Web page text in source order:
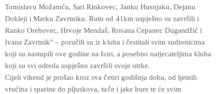
Tomislavu Možaniću, Sari Rinkovec, Janku Husnjaku, Dejanu
Dokleji i Marku Zavrtniku. Rutu od 41km uspješno su završili i
Ranko Orehovec, Hrvoje Mendaš, Rosana Cepanec Dugandžić i
Ivana Zavrtnik” – poručili su iz kluba i čestitali svim sudionicima
koji su nastupili ove godine na Istri, a posebno natjecateljima kluba
koji su svi odreda uspješno završili svoje utrke.
Cijeli vikend je prošao kroz sva četiri godišnja doba, od ljetnih
vrućina i sparine do pljuskova, tuče i jake bure te će svim